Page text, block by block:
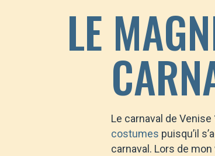
LE
Le carnaval de
costumes puisqu’il
carnaval. Lors de mon